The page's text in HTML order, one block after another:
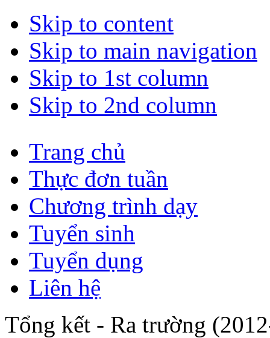
Skip to content
Skip to main navigation
Skip to 1st column
Skip to 2nd column
Trang chủ
Thực đơn tuần
Chương trình dạy
Tuyển sinh
Tuyển dụng
Liên hệ
Tổng kết - Ra trường